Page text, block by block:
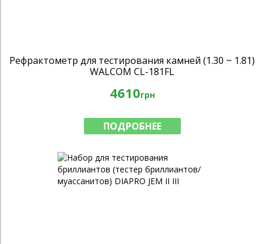
Рефрактометр для тестирования камней (1.30 ~ 1.81)
WALCOM CL-181FL
4610грн
ПОДРОБНЕЕ